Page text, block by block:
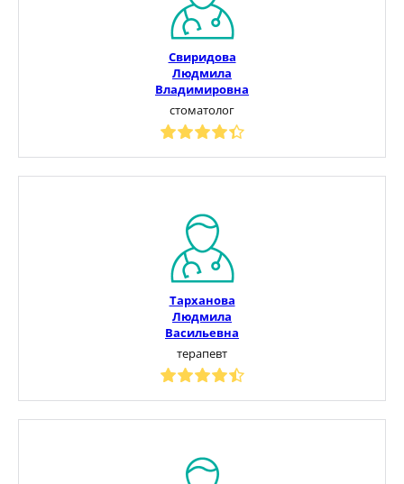
Свиридова
Людмила
Владимировна
стоматолог
Тарханова
Людмила
Васильевна
терапевт